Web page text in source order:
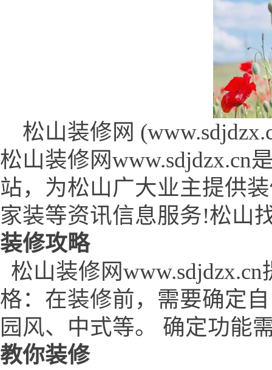
松山装修网
松山装修网www.sdjdzx.cn
站，为松山广大业主提供
家装等资讯信息服务!松山
装修攻略
松山装修网
格：在装修前，需要确定
园风、中式等。 确定功能
教你装修